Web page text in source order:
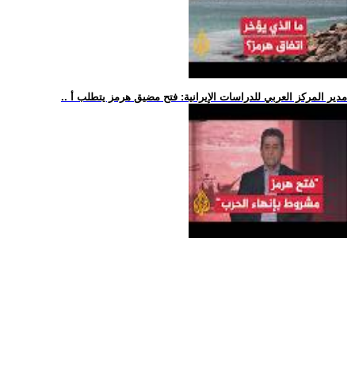
.. مدير المركز العربي للدراسات الإيرانية: فتح مضيق هرمز يتطلب أ